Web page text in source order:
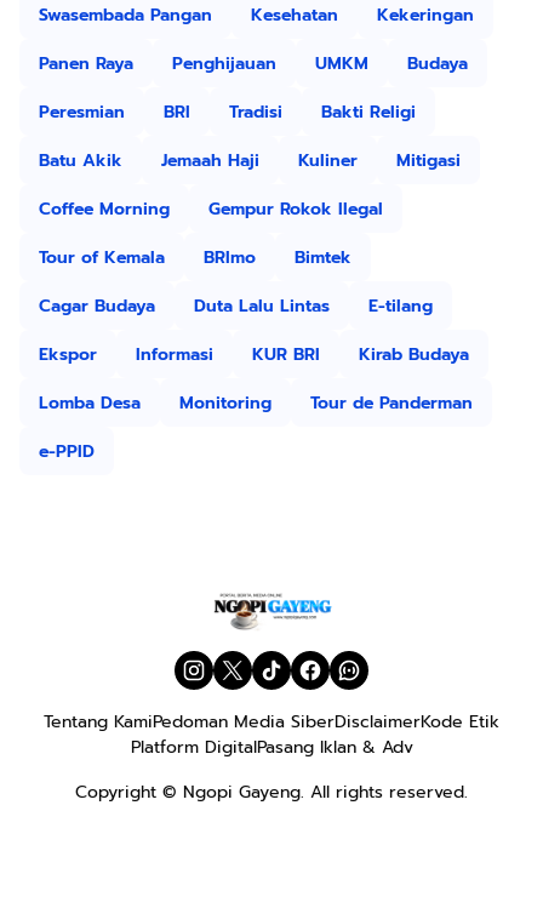
Swasembada Pangan
Kesehatan
Kekeringan
Panen Raya
Penghijauan UMKM
Budaya
Peresmian
BRI Tradisi
Bakti Religi
Batu Akik
Jemaah Haji Kuliner
Mitigasi
Coffee Morning
Gempur Rokok Ilegal
Tour of Kemala
BRImo
Bimtek
Cagar Budaya
Duta Lalu Lintas
E-tilang
Ekspor
Informasi KUR BRI
Kirab Budaya
Lomba Desa
Monitoring
Tour de Panderman
e-PPID
Tentang KamiPedoman Media SiberDisclaimerKode Etik
Platform DigitalPasang Iklan & Adv
Copyright © Ngopi Gayeng. All rights reserved.